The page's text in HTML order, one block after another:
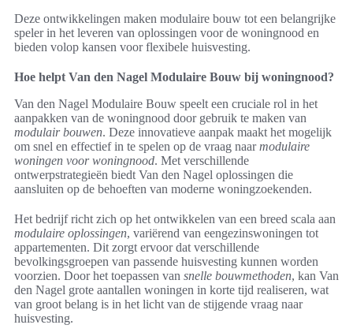
Deze ontwikkelingen maken modulaire bouw tot een belangrijke
speler in het leveren van oplossingen voor de woningnood en
bieden volop kansen voor flexibele huisvesting.
Hoe helpt Van den Nagel Modulaire Bouw bij woningnood?
Van den Nagel Modulaire Bouw speelt een cruciale rol in het
aanpakken van de woningnood door gebruik te maken van
modulair bouwen. Deze innovatieve aanpak maakt het mogelijk
om snel en effectief in te spelen op de vraag naarmodulaire
woningen voor woningnood. Met verschillende
ontwerpstrategieën biedt Van den Nagel oplossingen die
aansluiten op de behoeften van moderne woningzoekenden.
Het bedrijf richt zich op het ontwikkelen van een breed scala aan
modulaire oplossingen, variërend van eengezinswoningen tot
appartementen. Dit zorgt ervoor dat verschillende
bevolkingsgroepen van passende huisvesting kunnen worden
voorzien. Door het toepassen van snelle bouwmethoden, kan Van
den Nagel grote aantallen woningen in korte tijd realiseren, wat
van groot belang is in het licht van de stijgende vraag naar
huisvesting.